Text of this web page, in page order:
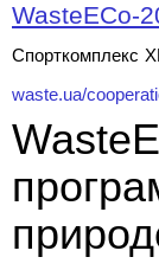
WasteECo-
Спорткомплекс
waste.ua/